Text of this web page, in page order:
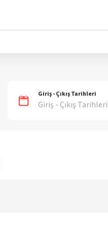
Giriş - Çıkış Tarihleri
Giriş - Çıkış Tarihleri